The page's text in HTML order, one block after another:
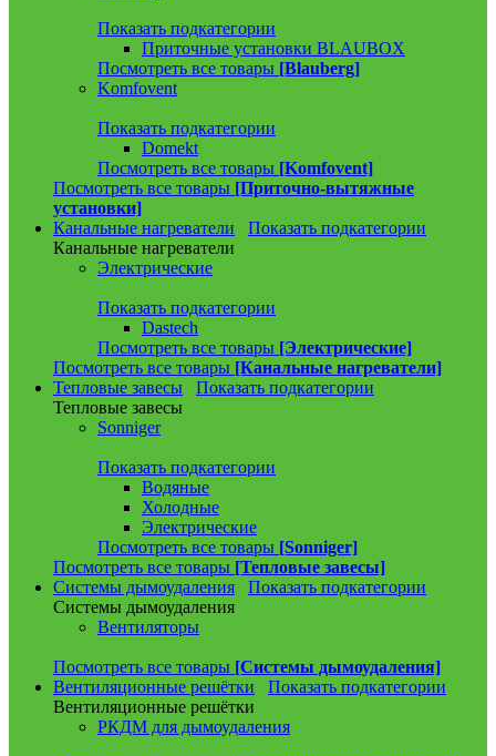
Показать подкатегории
Приточные установки BLAUBOX
Посмотреть все товары [Blauberg]
Komfovent
Показать подкатегории
Domekt
Посмотреть все товары [Komfovent]
Посмотреть все товары [Приточно-вытяжные
установки]
Канальные нагреватели
Показать подкатегории
Канальные нагреватели
Электрические
Показать подкатегории
Dastech
Посмотреть все товары [Электрические]
Посмотреть все товары [Канальные нагреватели]
Тепловые завесы
Показать подкатегории
Тепловые завесы
Sonniger
Показать подкатегории
Водяные
Холодные
Электрические
Посмотреть все товары [Sonniger]
Посмотреть все товары [Тепловые завесы]
Системы дымоудаления
Показать подкатегории
Системы дымоудаления
Вентиляторы
Посмотреть все товары [Системы дымоудаления]
Вентиляционные решётки
Показать подкатегории
Вентиляционные решётки
РКДМ для дымоудаления